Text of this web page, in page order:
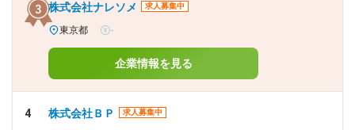
株式会社ナレソメ 求人募集中
東京都 -
企業情報を見る
4 株式会社ＢＰ 求人募集中